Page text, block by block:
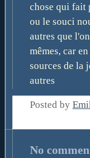
chose qui fait
ou le souci
autres que
mêmes, car
sources de la
autres
Posted by
No